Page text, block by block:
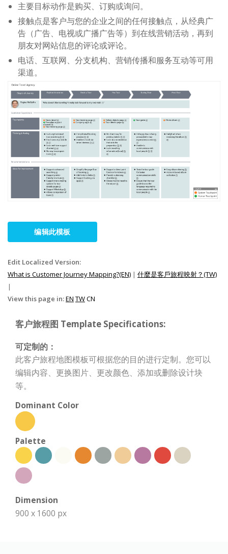
主要目标动作是购买、订购或询问。
接触点是客户与您的企业之间的任何接触点，从经典广
告（广告、电视或广播广告等）到在线营销活动，再到
朋友对网站信息的评论或评论。
电话、互联网、分支机构、营销传播和服务互动等可用
渠道。
编辑此模板
Edit Localized Version:
What is Customer Journey Mapping?(EN) | 什麼是客戶旅程映射？(TW)
|
View this page in:EN TWCN
客户旅程图 Template Specifications:
可定制的：
此客户旅程地图模板可根据您的目的进行定制。您可以
编辑内容、更换图片、更改颜色、添加或删除设计块
等。
Dominant Color
Palette
Dimension
900 x 1600 px